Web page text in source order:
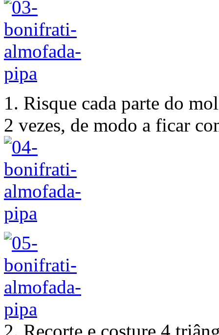
1. Risque cada parte do
2 vezes, de modo a ficar